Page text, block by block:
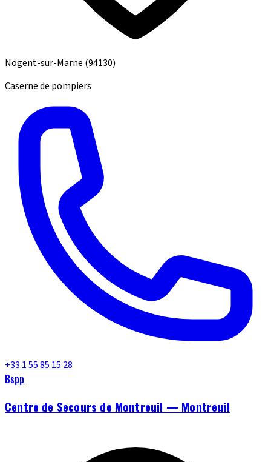
Nogent-sur-Marne (94130)
Caserne de pompiers
+33 1 55 85 15 28
Bspp
Centre de Secours de Montreuil — Montreuil